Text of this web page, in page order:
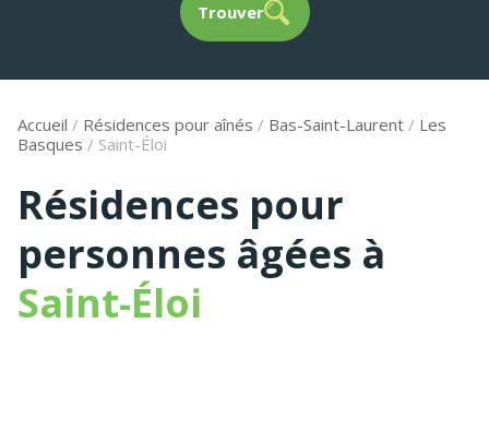
Trouver
Accueil / Résidences pour aînés / Bas-Saint-Laurent / Les
Basques / Saint-Éloi
Résidences pour
personnes âgées à
Saint-Éloi